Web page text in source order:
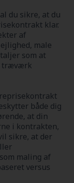
du sikre, at du
klar.
af
male
som at
træværk
både dig
at din
i kontrakten,
sikre, at der
maling af
versus